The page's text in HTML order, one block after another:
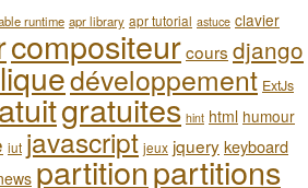
runtime apr library apr tutorial astuce clavier
compositeurcours django
développement ExtJs
gratuites hint html humour
iut javascript jeux jquerykeyboard
partitionpartitions